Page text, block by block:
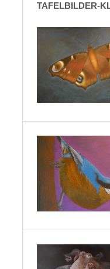
TAFELBILDER-